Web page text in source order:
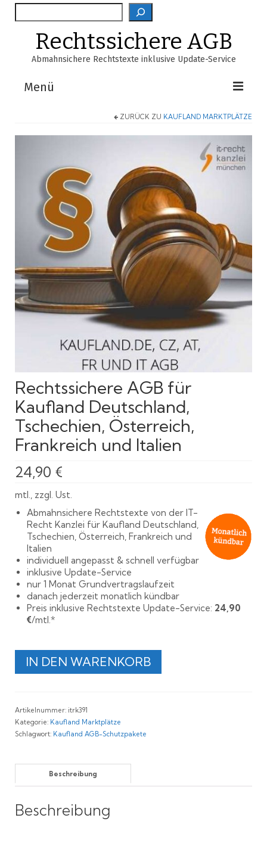
Suche
Rechtssichere AGB
Abmahnsichere Rechtstexte inklusive Update-Service
Menü
EasyScan
Über Uns
Warenkorb
ZURÜCK ZU KAUFLAND MARKTPLÄTZE
Rechtssichere AGB für
Kaufland Deutschland,
Tschechien, Österreich,
Frankreich und Italien
24,90 €
mtl., zzgl. Ust.
Abmahnsichere Rechtstexte von der IT-
Recht Kanzlei für Kaufland Deutschland,
Tschechien, Österreich, Frankreich und
Italien
individuell angepasst & schnell verfügbar
inklusive Update-Service
nur 1 Monat Grundvertragslaufzeit
danach jederzeit monatlich kündbar
Preis inklusive Rechtstexte Update-Service: 24,90
€/mtl.*
Rechtssichere
AGB
Tschechien,
Österreich,
Frankreich
Italien
IN DEN WARENKORB
Artikelnummer: itrk391
Kategorie: Kaufland Marktplätze
Schlagwort: Kaufland AGB-Schutzpakete
Beschreibung
Beschreibung